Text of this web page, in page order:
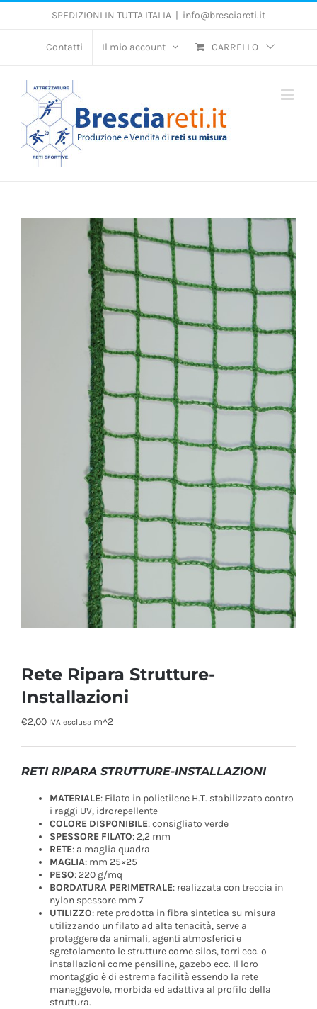
Salta
SPEDIZIONI IN TUTTA ITALIA | info@bresciareti.it
Contatti Il mio account CARRELLO
Rete Ripara Strutture-
Installazioni
€2,00 IVA esclusa m^2
RETI RIPARA STRUTTURE-INSTALLAZIONI
MATERIALE: Filato in polietilene H.T. stabilizzato contro
i raggi UV, idrorepellente
COLORE DISPONIBILE: consigliato verde
SPESSORE FILATO: 2,2 mm
RETE: a maglia quadra
MAGLIA: mm 25×25
PESO: 220 g/mq
BORDATURA PERIMETRALE: realizzata con treccia in
nylon spessore mm 7
UTILIZZO: rete prodotta in fibra sintetica su misura
utilizzando un filato ad alta tenacità, serve a
proteggere da animali, agenti atmosferici e
sgretolamento le strutture come silos, torri ecc. o
installazioni come pensiline, gazebo ecc. Il loro
montaggio è di estrema facilità essendo la rete
maneggevole, morbida ed adattiva al profilo della
struttura.